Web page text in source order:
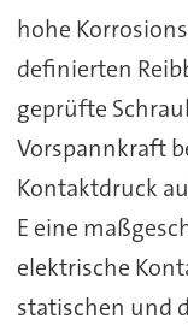
hohe
definierten
geprüfte
Vorspannkraft
Kontaktdruck
E eine
elektrische
statischen und